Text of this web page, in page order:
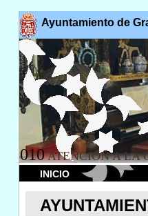
Ayuntamiento de
010 ATENCION A LA
INICIO